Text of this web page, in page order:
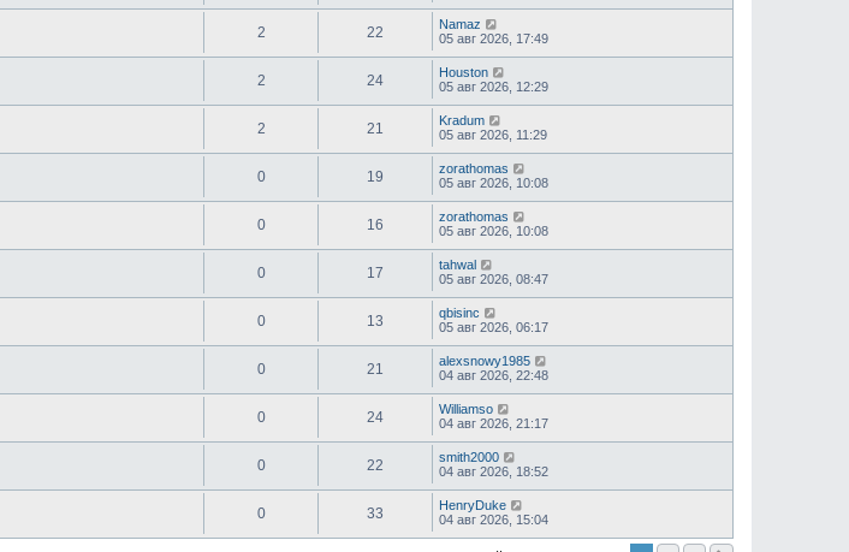
2 22
Namaz
05 авг 2026, 17:49
2 24
Houston
05 авг 2026, 12:29
2 21
Kradum
05 авг 2026, 11:29
0 19
zorathomas
05 авг 2026, 10:08
0 16
zorathomas
05 авг 2026, 10:08
0 17
tahwal
05 авг 2026, 08:47
0 13
qbisinc
05 авг 2026, 06:17
0 21
alexsnowy1985
04 авг 2026, 22:48
0 24
Williamso
04 авг 2026, 21:17
0 22
smith2000
04 авг 2026, 18:52
0 33
HenryDuke
04 авг 2026, 15:04